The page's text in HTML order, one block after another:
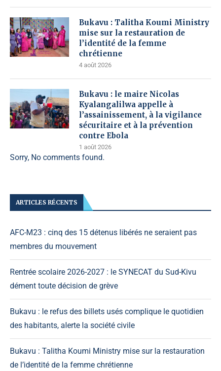
Bukavu : Talitha Koumi Ministry
mise sur la restauration de
l’identité de la femme
chrétienne
4 août 2026
Bukavu : le maire Nicolas
Kyalangalilwa appelle à
l’assainissement, à la vigilance
sécuritaire et à la prévention
contre Ebola
1 août 2026
Sorry, No comments found.
ARTICLES RÉCENTS
AFC-M23 : cinq des 15 détenus libérés ne seraient pas
membres du mouvement
Rentrée scolaire 2026-2027 : le SYNECAT du Sud-Kivu
dément toute décision de grève
Bukavu : le refus des billets usés complique le quotidien
des habitants, alerte la société civile
Bukavu : Talitha Koumi Ministry mise sur la restauration
de l’identité de la femme chrétienne